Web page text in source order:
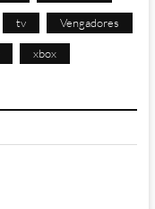
tv Vengadores
xbox